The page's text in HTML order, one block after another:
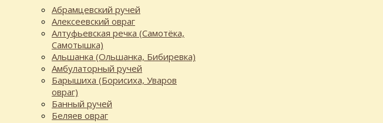
Абрамцевский ручей
Алексеевский овраг
Алтуфьевская речка (Самотёка,
Самотышка)
Альшанка (Ольшанка, Бибиревка)
Амбулаторный ручей
Барышиха (Борисиха, Уваров
овраг)
Банный ручей
Беляев овраг